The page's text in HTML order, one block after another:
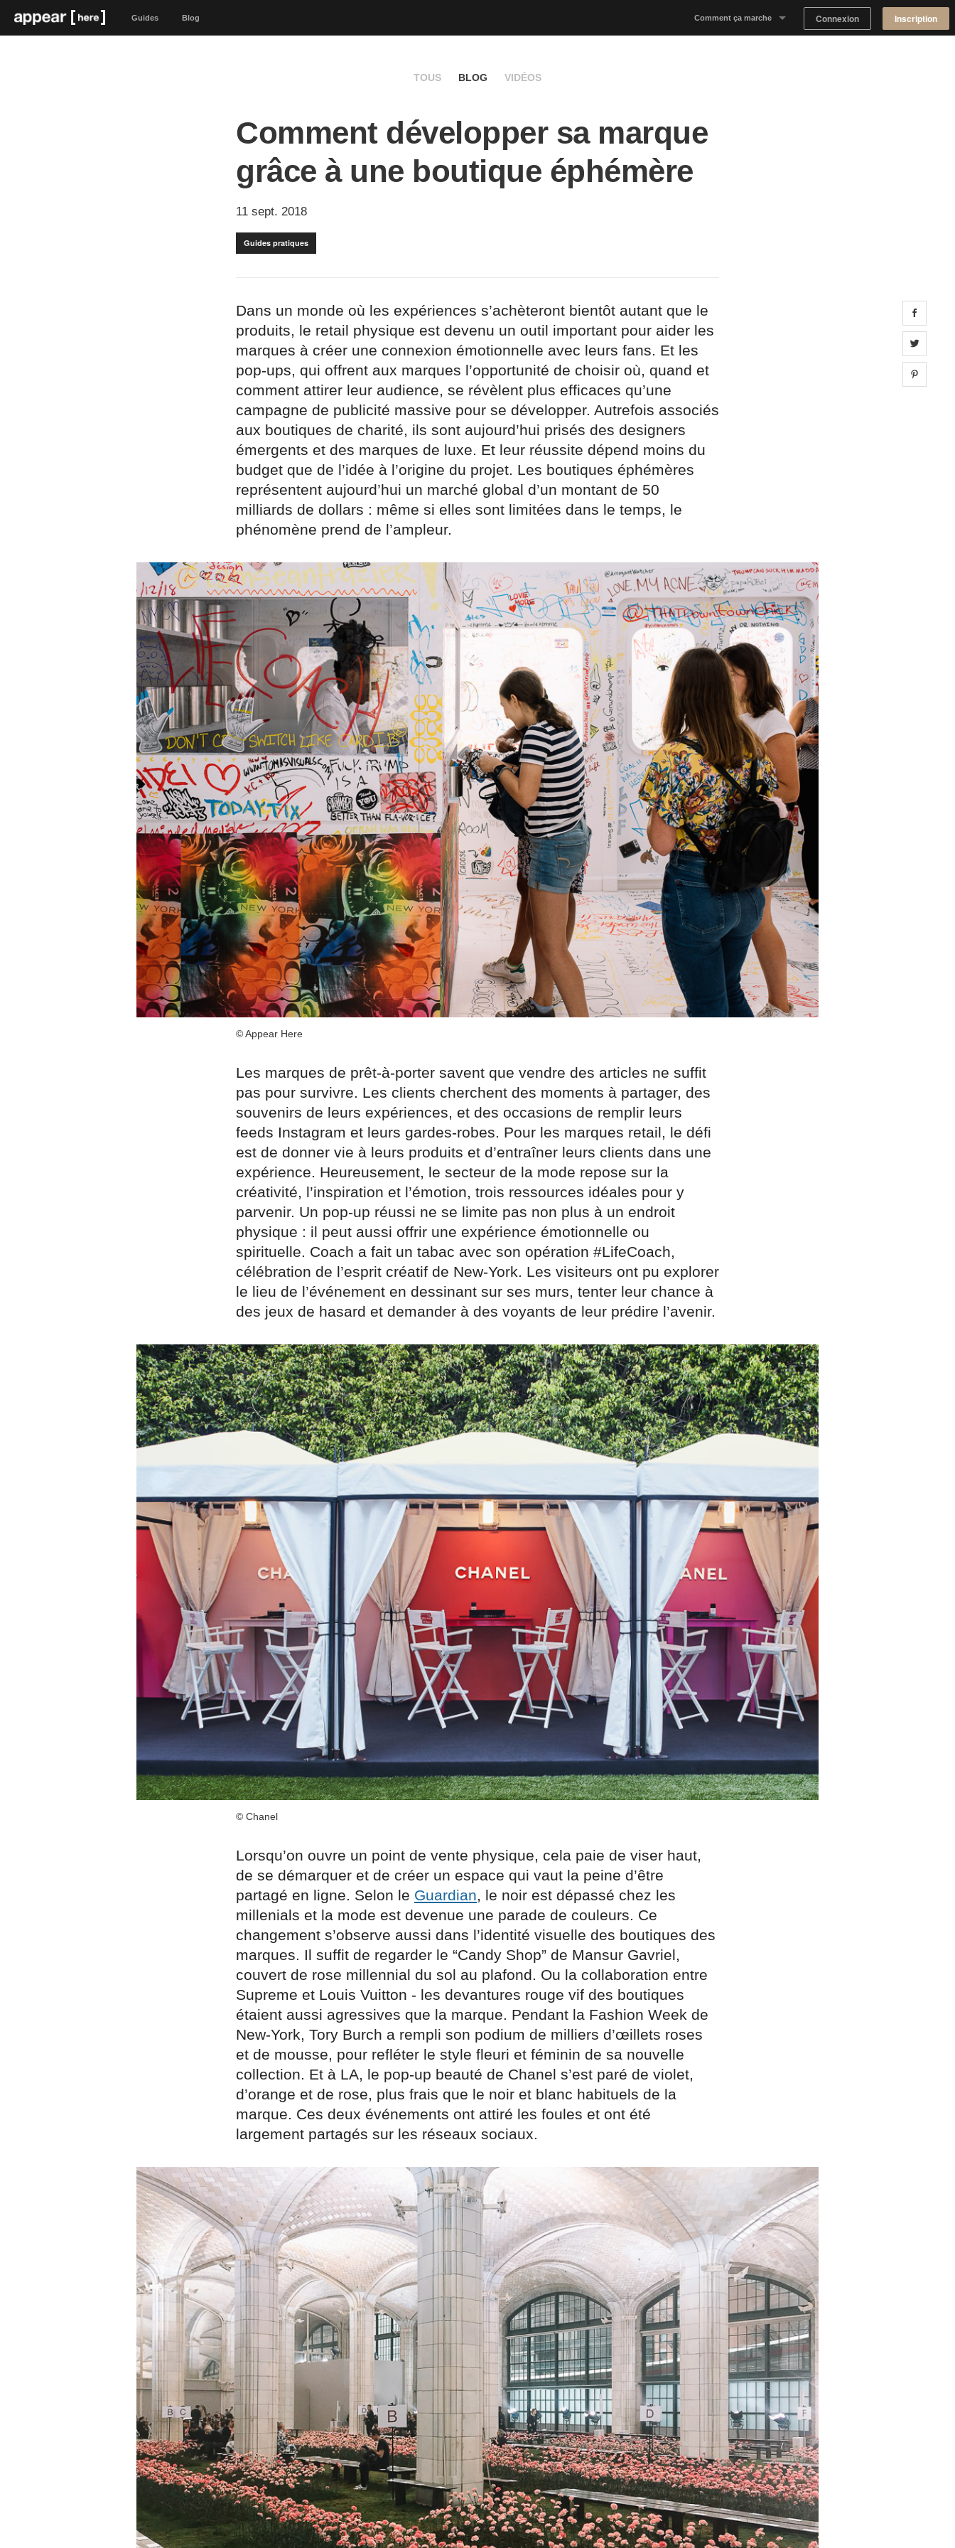
Guides Blog Comment ça marche Connexion Inscription
TOUS BLOG VIDÉOS
Comment développer sa marque
grâce à une boutique éphémère
11 sept. 2018
Guides pratiques
Dans un monde où les expériences s’achèteront bientôt autant que le
produits, le retail physique est devenu un outil important pour aider les
marques à créer une connexion émotionnelle avec leurs fans. Et les
pop-ups, qui offrent aux marques l’opportunité de choisir où, quand et
comment attirer leur audience, se révèlent plus efficaces qu’une
campagne de publicité massive pour se développer. Autrefois associés
aux boutiques de charité, ils sont aujourd’hui prisés des designers
émergents et des marques de luxe. Et leur réussite dépend moins du
budget que de l’idée à l’origine du projet. Les boutiques éphémères
représentent aujourd’hui un marché global d’un montant de 50
milliards de dollars : même si elles sont limitées dans le temps, le
phénomène prend de l’ampleur.
© Appear Here
Les marques de prêt-à-porter savent que vendre des articles ne suffit
pas pour survivre. Les clients cherchent des moments à partager, des
souvenirs de leurs expériences, et des occasions de remplir leurs
feeds Instagram et leurs gardes-robes. Pour les marques retail, le défi
est de donner vie à leurs produits et d’entraîner leurs clients dans une
expérience. Heureusement, le secteur de la mode repose sur la
créativité, l’inspiration et l’émotion, trois ressources idéales pour y
parvenir. Un pop-up réussi ne se limite pas non plus à un endroit
physique : il peut aussi offrir une expérience émotionnelle ou
spirituelle. Coach a fait un tabac avec son opération #LifeCoach,
célébration de l’esprit créatif de New-York. Les visiteurs ont pu explorer
le lieu de l’événement en dessinant sur ses murs, tenter leur chance à
des jeux de hasard et demander à des voyants de leur prédire l’avenir.
© Chanel
Lorsqu’on ouvre un point de vente physique, cela paie de viser haut,
de se démarquer et de créer un espace qui vaut la peine d’être
partagé en ligne. Selon le Guardian, le noir est dépassé chez les
millenials et la mode est devenue une parade de couleurs. Ce
changement s’observe aussi dans l’identité visuelle des boutiques des
marques. Il suffit de regarder le “Candy Shop” de Mansur Gavriel,
couvert de rose millennial du sol au plafond. Ou la collaboration entre
Supreme et Louis Vuitton - les devantures rouge vif des boutiques
étaient aussi agressives que la marque. Pendant la Fashion Week de
New-York, Tory Burch a rempli son podium de milliers d’œillets roses
et de mousse, pour refléter le style fleuri et féminin de sa nouvelle
collection. Et à LA, le pop-up beauté de Chanel s’est paré de violet,
d’orange et de rose, plus frais que le noir et blanc habituels de la
marque. Ces deux événements ont attiré les foules et ont été
largement partagés sur les réseaux sociaux.